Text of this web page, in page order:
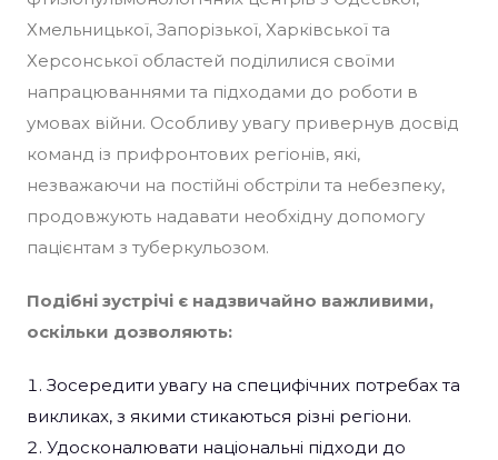
Хмельницької, Запорізької, Харківської та
Херсонської областей поділилися своїми
напрацюваннями та підходами до роботи в
умовах війни. Особливу увагу привернув досвід
команд із прифронтових регіонів, які,
незважаючи на постійні обстріли та небезпеку,
продовжують надавати необхідну допомогу
пацієнтам з туберкульозом.
Подібні зустрічі є надзвичайно важливими,
оскільки дозволяють:​
Зосередити увагу на специфічних потребах та
викликах, з якими стикаються різні регіони.
Удосконалювати національні підходи до